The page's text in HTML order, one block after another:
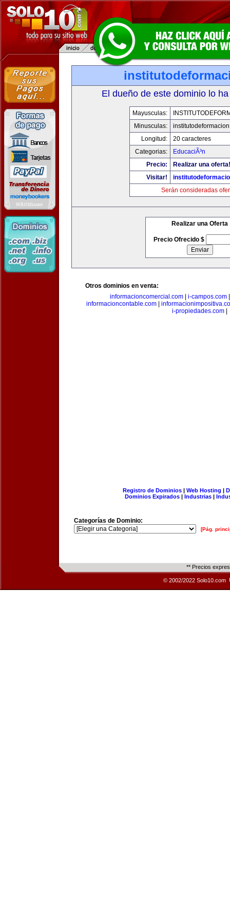
El dueño de este dominio lo
Mayusculas:
Minusculas:
Longitud:
20 caracteres
Categorias:
EducaciÃ³n
Precio:
Realizar una oferta!
Visitar!
Serán consideradas
Realizar una Oferta
Precio Ofrecido $
Otros dominios en venta:
informacioncomercial.com| i-campos.com
informacioncontable.com
i-propiedades.com
Registro de Dominios| Web Hosting |
Dominios Expirados | Industrias |
Categorías de Dominio:
[Pág.
** Precios
© 2002/2022 Solo10.com